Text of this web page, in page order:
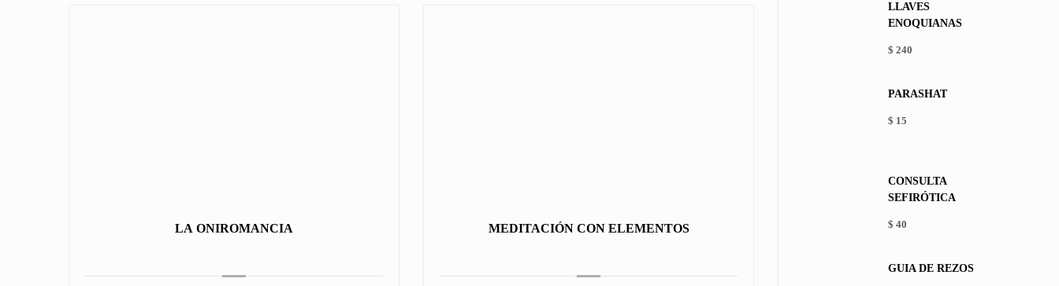
LA ONIROMANCIA MEDITACIÓN CON ELEMENTOS
LLAVES
ENOQUIANAS
$ 240
PARASHAT
$ 15
multiple
variants.
options
be
CONSULTA
SEFIRÓTICA
$ 40
GUÍA DE REZOS